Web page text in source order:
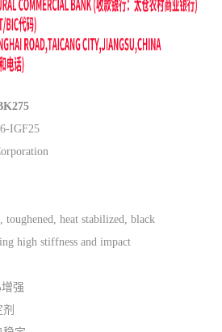
IGF25
heat stabilized, black
high stiffness and impact
强